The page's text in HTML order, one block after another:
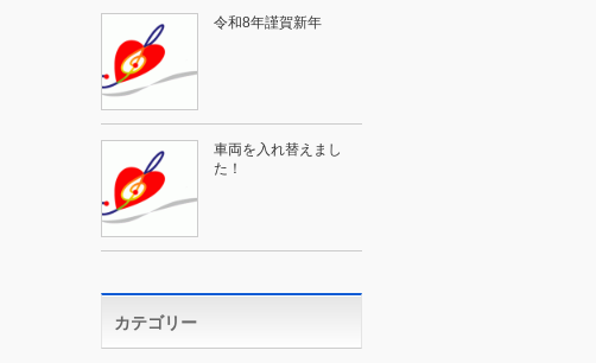
令和8年謹賀新年
車両を入れ替えまし
た！
カテゴリー